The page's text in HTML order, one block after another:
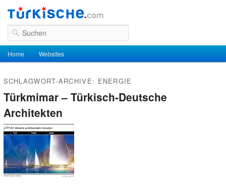
Suchen
Hauptmenü
Zum Inhalt wechseln
Zum sekundären Inhalt wechseln
Home Websites
SCHLAGWORT-ARCHIVE: ENERGIE
Türkmimar – Türkisch-Deutsche
Architekten